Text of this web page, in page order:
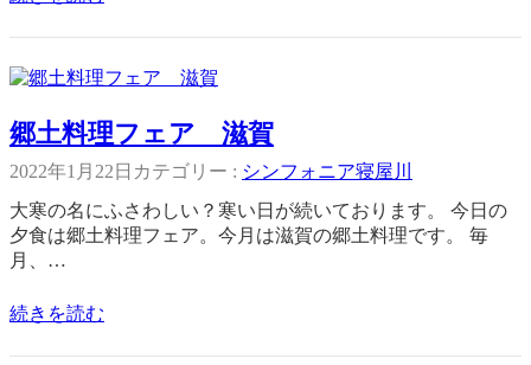
郷土料理フェア 滋賀
2022年1月22日 カテゴリー : シンフォニア寝屋川
大寒の名にふさわしい？寒い日が続いております。 今日の
夕食は郷土料理フェア。今月は滋賀の郷土料理です。 毎
月、…
続きを読む